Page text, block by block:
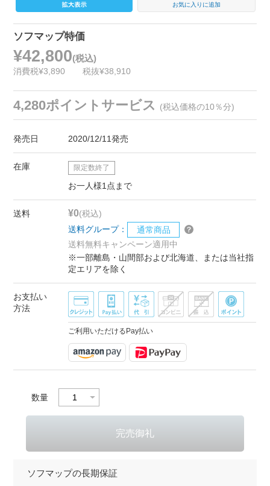
お気に入りに追加
ソフマップ特価
¥42,800(税込)
消費税¥3,890 税抜¥38,910
4,280ポイントサービス (税込価格の10％分)
発売日 2020/12/11発売
在庫 限定数終了
お一人様1点まで
送料 ¥0(税込)
送料グループ：
通常商品
送料無料キャンペーン適用中
※一部離島・山間部および北海道、または当社指
定エリアを除く
お支払い
方法
ご利用いただけるPay払い
数量
ソフマップの長期保証